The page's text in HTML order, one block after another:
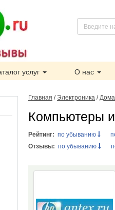
услуг О нас
Главная / Электроника /
Компьютеры
Рейтинг: по убыванию
Отзывы: по убыванию